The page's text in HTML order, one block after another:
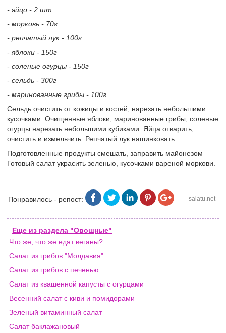
- яйцо - 2 шт.
- морковь - 70г
- репчатый лук - 100г
- яблоки - 150г
- соленые огурцы - 150г
- сельдь - 300г
- маринованные грибы - 100г
Сельдь очистить от кожицы и костей, нарезать небольшими
кусочками. Очищенные яблоки, маринованные грибы, соленые
огурцы нарезать небольшими кубиками. Яйца отварить,
очистить и измельчить. Репчатый лук нашинковать.
Подготовленные продукты смешать, заправить майонезом
Готовый салат украсить зеленью, кусочками вареной моркови.
Понравилось - репост: salatu.net
Еще из раздела "Овощные"
Что же, что же едят веганы?
Салат из грибов "Молдавия"
Салат из грибов с печенью
Салат из квашенной капусты с огурцами
Весенний салат с киви и помидорами
Зеленый витаминный салат
Салат баклажановый